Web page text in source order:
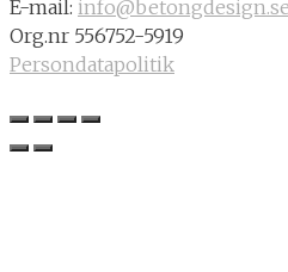
E-mail: info@betongdesign.se
Org.nr 556752-5919
Persondatapolitik